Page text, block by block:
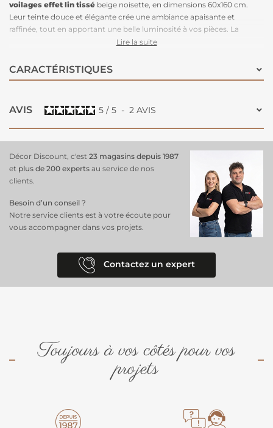
voilages effet lin tissé beige noisette, en dimensions 60x160 cm.
Leur teinte douce et élégante crée une ambiance apaisante et
raffinée, tout en apportant une belle luminosité à vos pièces. La
texture effet lin ajoute une dimension subtile à vos fenêtres, offrant un
leurs passants pratiques et à entretenir, ces voilages sont idéals pour
sublimer le salon, la chambre ou toute autre pièce de votre intérieur.
Lire la suite
CARACTÉRISTIQUES
AVIS 5 / 5 - 2 AVIS
Décor Discount, c'est 23 magasins depuis 1987
et plus de 200 experts au service de nos
clients.
Besoin d’un conseil ?
Notre service clients est à votre écoute pour
vous accompagner dans vos projets.
Contactez un expert
Toujours à vos côtés pour vos
projets